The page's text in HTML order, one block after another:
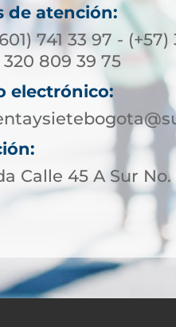
de atención:
741 33 97 -
320 809 39 75
electrónico:
Calle 45 A Sur No.